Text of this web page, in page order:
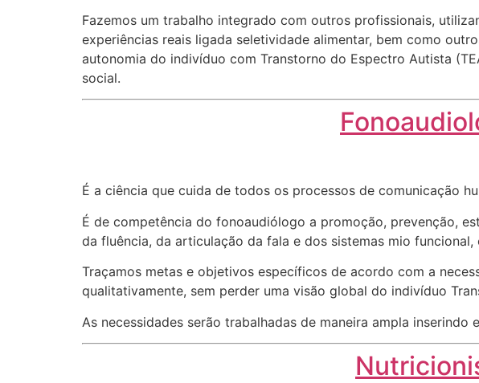
Fazemos um trabalho integrado com outros profissionais,
experiências reais ligada seletividade alimentar, bem como
autonomia do indivíduo com Transtorno do Espectro Autista
social.
É a ciência que cuida de todos os processos de comunicação
É de competência do fonoaudiólogo a promoção, prevenção,
da fluência, da articulação da fala e dos sistemas mio
Traçamos metas e objetivos específicos de acordo com a
qualitativamente, sem perder uma visão global do indivíduo
As necessidades serão trabalhadas de maneira ampla inserindo